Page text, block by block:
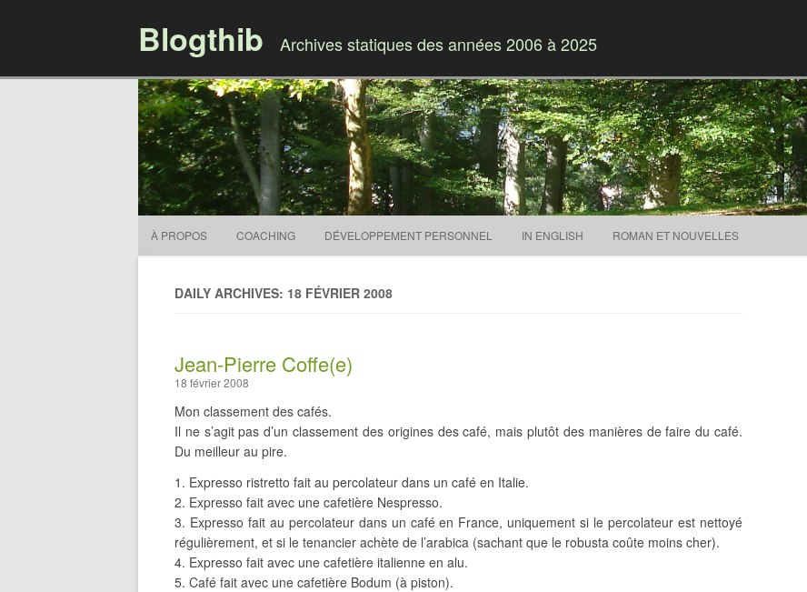
Blogthib Archives statiques des années 2006 à 2025
À PROPOS COACHING DÉVELOPPEMENT PERSONNEL IN ENGLISH ROMAN ET NOUVELLES
DAILY ARCHIVES: 18 FÉVRIER 2008
Jean-Pierre Coffe(e)
18 février 2008
Mon classement des cafés.
Il ne s’agit pas d’un classement des origines des café, mais plutôt des manières de faire du café.
Du meilleur au pire.
1. Expresso ristretto fait au percolateur dans un café en Italie.
2. Expresso fait avec une cafetière Nespresso.
3. Expresso fait au percolateur dans un café en France, uniquement si le percolateur est nettoyé
régulièrement, et si le tenancier achète de l’arabica (sachant que le robusta coûte moins cher).
4. Expresso fait avec une cafetière italienne en alu.
5. Café fait avec une cafetière Bodum (à piston).